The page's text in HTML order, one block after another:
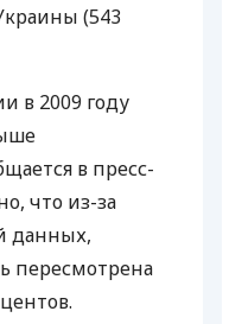
ПУТЕВОДИТЕЛИ ПО
БАНКОВСКИМ КАРТАМ
(543
в 2009 году
в пресс-
что из-за
данных,
пересмотрена